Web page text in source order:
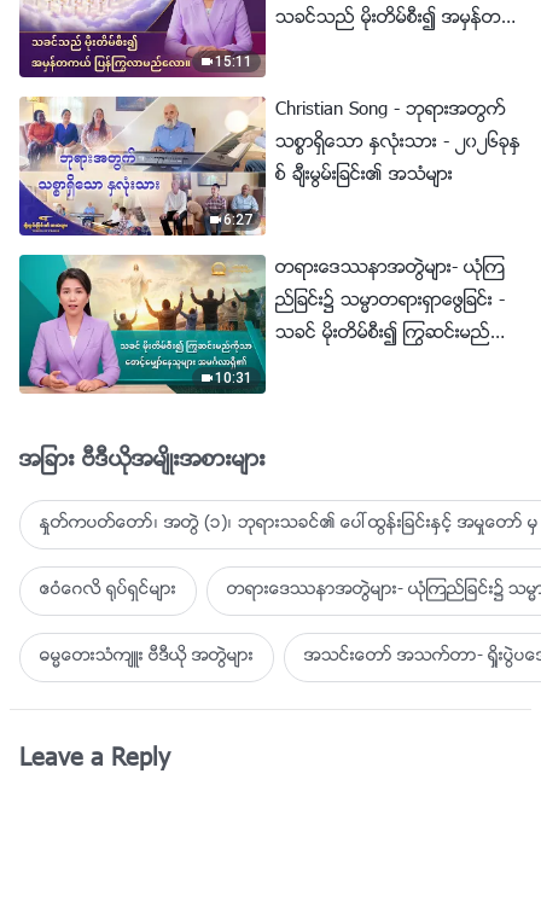
15:11
သခင္သည္ မိုးတိမ္စီး၍ အမွန္တက
6:27
Christian Song - ဘုရားအတြက္
သစၥာရွိေသာ ႏွလုံးသား - ၂၀၂၆ခုႏွ
စ္ ခ်ီးမြမ္းျခင္း၏ အသံမ်ား
10:31
တရားေဒႆနာအတြဲမ်ား- ယုံၾက
ည္ျခင္း၌ သမၼာတရားရွာေဖြျခင္း -
သခင္ မိုးတိမ္စီး၍ ႂကြဆင္းမည္ကို
အျခား ဗီဒီယိုအမ်ိဳးအစားမ်ား
ႏႈတ္ကပတ္ေတာ္၊ အတြဲ (၁)၊ ဘုရားသခင္၏ ေပၚထြန္းျခင္းႏွင့္ အမႈေတာ္ မွ
ဧဝံေဂလိ ႐ုပ္ရွင္မ်ား တရားေဒႆနာအတြဲမ်ား- ယုံၾကည္ျခင္း၌ သမၼာတ
ဓမၼေတးသံက်ဴး ဗီဒီယို အတြဲမ်ား အသင္းေတာ္ အသက္တာ- ရႈိးပြဲ
Leave a Reply